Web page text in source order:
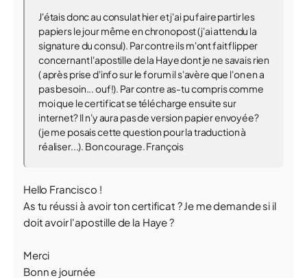
J'étais donc au consulat hier et j'ai pu faire partir les
papiers le jour même en chronopost (j'ai attendu la
signature du consul). Par contre ils m'ont fait flipper
concernant l'apostille de la Haye dont je ne savais rien
( après prise d'info sur le forum il s'avère que l'on en a
pas besoin... ouf!). Par contre as-tu compris comme
moi que le certificat se télécharge ensuite sur
internet? Il n'y aura pas de version papier envoyée?
(je me posais cette question pour la traduction à
réaliser...). Bon courage. François
Hello Francisco !
As tu réussi à avoir ton certificat ? Je me demande si il
doit avoir l'apostille de la Haye ?
Merci
Bonn e journée